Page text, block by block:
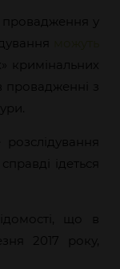
у
провадженні з
ідеться
що в
2017 року,